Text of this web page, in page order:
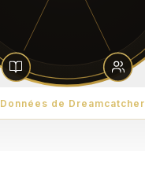
Données de Dreamcatcher